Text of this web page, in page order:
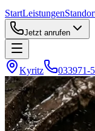
StartLeistungen
Jetzt anrufen
Kyritz 033971-